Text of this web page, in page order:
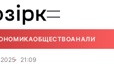
ОБЩЕСТВОАНАЛИТИКА
21:09